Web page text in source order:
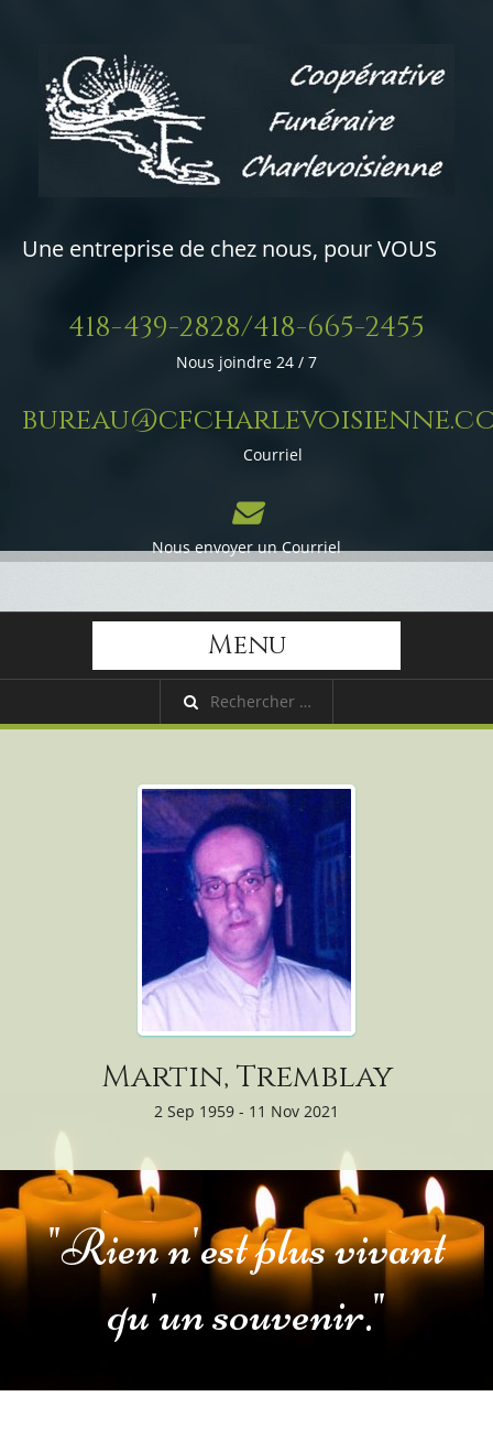
Une entreprise de chez nous, pour VOUS
418-439-2828/418-665-2455
Nous joindre 24 / 7
Courriel
Nous envoyer un Courriel
Menu
Martin, Tremblay
2 Sep 1959 - 11 Nov 2021
"Rien n'est plus vivant
qu'un souvenir."